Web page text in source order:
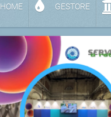
HOME GESTORE